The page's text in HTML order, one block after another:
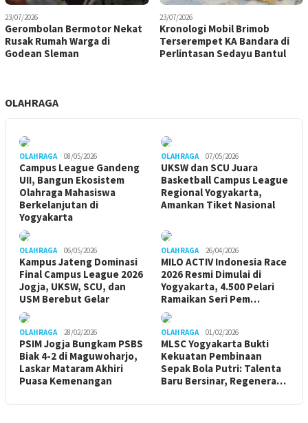
23/07/2026
Gerombolan Bermotor Nekat
Rusak Rumah Warga di
Godean Sleman
23/07/2026
Kronologi Mobil Brimob
Terserempet KA Bandara di
Perlintasan Sedayu Bantul
OLAHRAGA
OLAHRAGA 08/05/2026
Campus League Gandeng
UII, Bangun Ekosistem
Olahraga Mahasiswa
Berkelanjutan di
Yogyakarta
OLAHRAGA 07/05/2026
UKSW dan SCU Juara
Basketball Campus League
Regional Yogyakarta,
Amankan Tiket Nasional
OLAHRAGA 06/05/2026
Kampus Jateng Dominasi
Final Campus League 2026
Jogja, UKSW, SCU, dan
USM Berebut Gelar
OLAHRAGA 26/04/2026
MILO ACTIV Indonesia Race
2026 Resmi Dimulai di
Yogyakarta, 4.500 Pelari
Ramaikan Seri Pem…
OLAHRAGA 28/02/2026
PSIM Jogja Bungkam PSBS
Biak 4-2 di Maguwoharjo,
Laskar Mataram Akhiri
Puasa Kemenangan
OLAHRAGA 01/02/2026
MLSC Yogyakarta Bukti
Kekuatan Pembinaan
Sepak Bola Putri: Talenta
Baru Bersinar, Regenera…